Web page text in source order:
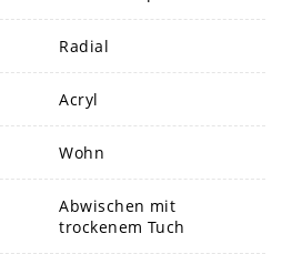
Radial
Acryl
Wohn
Abwischen mit
trockenem Tuch